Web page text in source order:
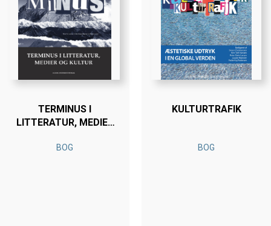
TERMINUS I
LITTERATUR, MEDIER
BOG
KULTURTRAFIK
BOG